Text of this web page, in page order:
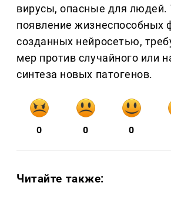
вирусы, опасные для людей.
появление жизнеспособных
созданных нейросетью,
мер против случайного или
синтеза новых патогенов.
0 0 0
Читайте также: